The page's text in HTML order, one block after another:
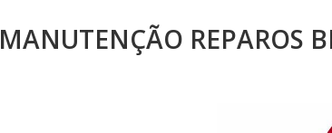
MANUTENÇÃO REPAROS